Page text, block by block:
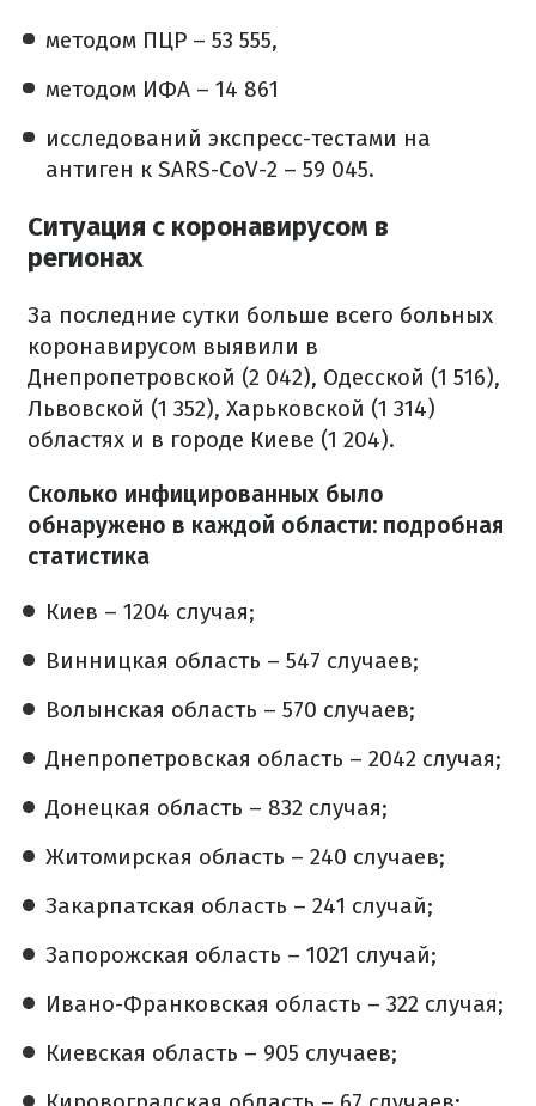
методом ПЦР – 53 555,
методом ИФА – 14 861
исследований экспресс-тестами на
антиген к SARS-CoV-2 – 59 045.
Ситуация с коронавирусом в
регионах
За последние сутки больше всего больных
коронавирусом выявили в
Днепропетровской (2 042), Одесской (1 516),
Львовской (1 352), Харьковской (1 314)
областях и в городе Киеве (1 204).
Сколько инфицированных было
обнаружено в каждой области: подробная
статистика
Киев – 1204 случая;
Винницкая область – 547 случаев;
Волынская область – 570 случаев;
Днепропетровская область – 2042 случая;
Донецкая область – 832 случая;
Житомирская область – 240 случаев;
Закарпатская область – 241 случай;
Запорожская область – 1021 случай;
Ивано-Франковская область – 322 случая;
Киевская область – 905 случаев;